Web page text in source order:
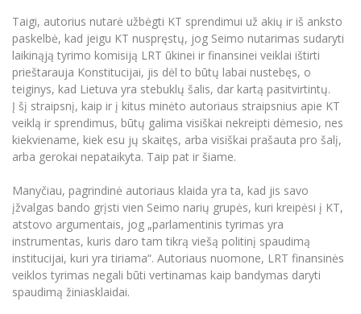
Azijos centras
Vilniaus Karaliaus Sedžiongo institutas
Frankofoniškų šalių studijų centras
Vilniaus Karaliaus Sedžiongo institutas
Frankofoniškų šalių studijų centras
Parama Ukrainai
Civilinė sauga
Korupcijos prevencija
Informacinė sistema "Studijos"
Darbuotojų elektroninis paštas
Daugiafaktorinė autentifikacija universiteto
darbuotojams (MFA)
Mokslininkų profiliai "CRIS"
Bendruomenės gerovė
Darbuotojų kvalifikacijos kėlimas
MRU norminių teisės aktų duomenų bazė
Intranetas
eDVS
Microsoft Office 365
MRU mobilios programėlės
Pagalbos sistema
Profesinė sąjunga
Taigi, autorius nutarė užbėgti KT sprendimui už akių ir iš anksto
paskelbė, kad jeigu KT nuspręstų, jog Seimo nutarimas sudaryti
laikinąją tyrimo komisiją LRT ūkinei ir finansinei veiklai ištirti
prieštarauja Konstitucijai, jis dėl to būtų labai nustebęs, o
teiginys, kad Lietuva yra stebuklų šalis, dar kartą pasitvirtintų.
Į šį straipsnį, kaip ir į kitus minėto autoriaus straipsnius apie KT
veiklą ir sprendimus, būtų galima visiškai nekreipti dėmesio, nes
kiekviename, kiek esu jų skaitęs, arba visiškai prašauta pro šalį,
arba gerokai nepataikyta. Taip pat ir šiame.
Manyčiau, pagrindinė autoriaus klaida yra ta, kad jis savo
įžvalgas bando grįsti vien Seimo narių grupės, kuri kreipėsi į KT,
atstovo argumentais, jog „parlamentinis tyrimas yra
instrumentas, kuris daro tam tikrą viešą politinį spaudimą
institucijai, kuri yra tiriama“. Autoriaus nuomone, LRT finansinės
veiklos tyrimas negali būti vertinamas kaip bandymas daryti
spaudimą žiniasklaidai.